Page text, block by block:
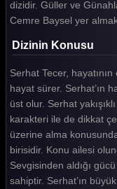
Güller ve
Güller ve
Güller ve
Güller ve
Güller ve
Güller ve
Güller ve
dizidir. Güller ve
Cemre Baysel yer
Dizinin Konusu
Serhat Tecer,
hayat sürer. Serhat’ın
üst olur. Serhat
karakteri ile de dikkat
üzerine alma
birisidir. Konu ailesi
Sevgisinden aldığı
sahiptir. Serhat’ın